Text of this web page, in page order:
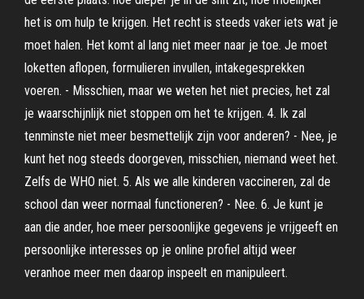
het is om hulp te krijgen. Het recht is steeds vaker iets wat je
moet halen. Het komt al lang niet meer naar je toe. Je moet
loketten aflopen, formulieren invullen, intakegesprekken
voeren. - Misschien, maar we weten het niet precies, het zal
je waarschijnlijk niet stoppen om het te krijgen. 4. Ik zal
tenminste niet meer besmettelijk zijn voor anderen? - Nee, je
kunt het nog steeds doorgeven, misschien, niemand weet het.
Zelfs de WHO niet. 5. Als we alle kinderen vaccineren, zal de
school dan weer normaal functioneren? - Nee. 6. Je kunt je
aan die ander, hoe meer persoonlijke gegevens je vrijgeeft en
persoonlijke interesses op je online profiel altijd weer
veranhoe meer men daarop inspeelt en manipuleert.